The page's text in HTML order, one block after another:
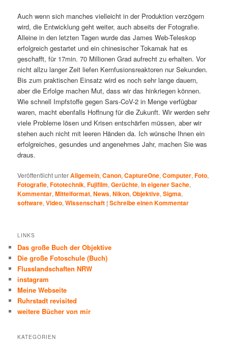
Auch wenn sich manches vielleicht in der Produktion verzögern
wird, die Entwicklung geht weiter, auch abseits der Fotografie.
Alleine in den letzten Tagen wurde das James Web-Teleskop
erfolgreich gestartet und ein chinesischer Tokamak hat es
geschafft, für 17min. 70 Millionen Grad aufrecht zu erhalten. Vor
nicht allzu langer Zeit liefen Kernfusionsreaktoren nur Sekunden.
Bis zum praktischen Einsatz wird es noch sehr lange dauern,
aber die Erfolge machen Mut, dass wir das hinkriegen können.
Wie schnell Impfstoffe gegen Sars-CoV-2 in Menge verfügbar
waren, macht ebenfalls Hoffnung für die Zukunft. Wir werden sehr
viele Probleme lösen und Krisen entschärfen müssen, aber wir
stehen auch nicht mit leeren Händen da. Ich wünsche Ihnen ein
erfolgreiches, gesundes und angenehmes Jahr, machen Sie was
draus.
Veröffentlicht unterAllgemein,Canon,CaptureOne,Computer,Foto,
Fotografie,Fototechnik,Fujifilm,Gerüchte,In eigener Sache,
Kommentar,Mittelformat,News,Nikon,Objektive,Sigma,
software,Video,Wissenschaft |Schreibe einen Kommentar
LINKS
Das große Buch der Objektive
Die große Fotoschule (Buch)
Flusslandschaften NRW
instagram
Meine Webseite
Ruhrstadt revisited
weitere Bücher von mir
KATEGORIEN